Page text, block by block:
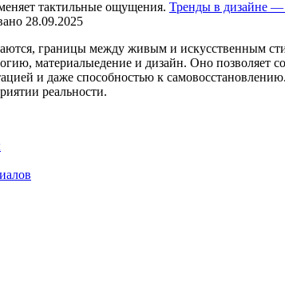
Тренды в дизайне —
28.09.2025
границы между живым и искусственным
материалыедение и дизайн. Оно позволяет
и даже способностью к
реальности.